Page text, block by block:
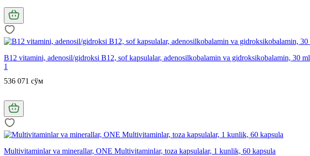
B12 vitamini, adenosil/gidroksi B12, sof kapsulalar, adenosilkobalamin va gidroksikobalamin, 30 ml
1
536 071 сўм
Multivitaminlar va minerallar, ONE Multivitaminlar, toza kapsulalar, 1 kunlik, 60 kapsula